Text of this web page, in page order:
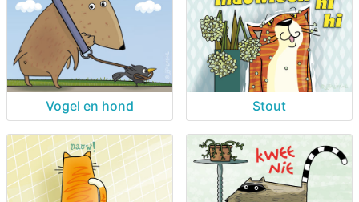
Vogel en hond Stout